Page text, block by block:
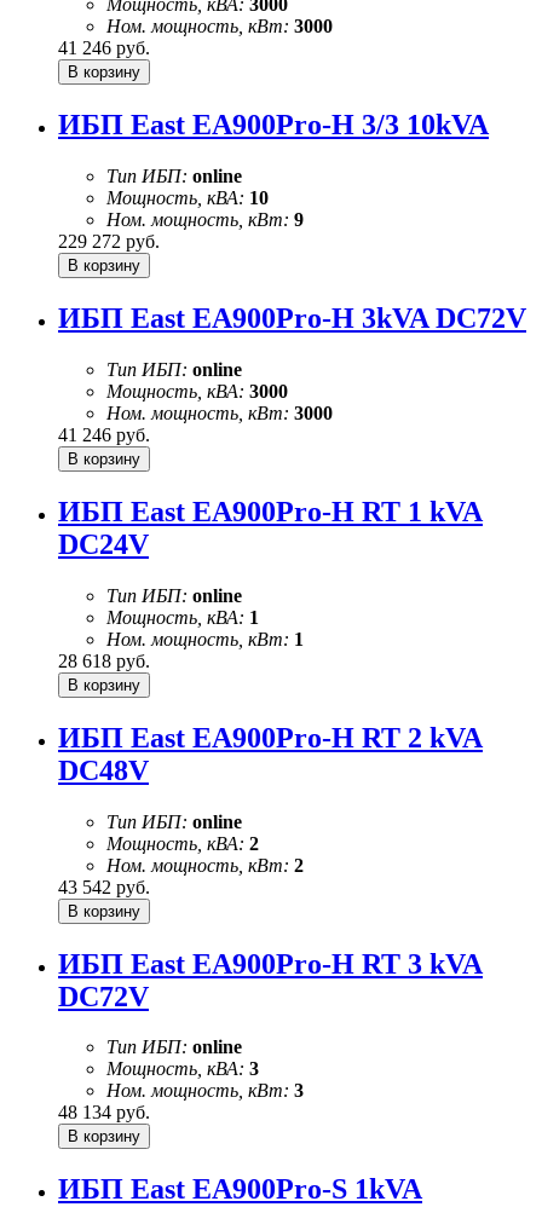
Мощность, кВА: 3000
Ном. мощность, кВт: 3000
41 246 руб.
ИБП East EA900Pro-H 3/3 10kVA
Тип ИБП: online
Мощность, кВА: 10
Ном. мощность, кВт: 9
229 272 руб.
ИБП East EA900Pro-H 3kVA DC72V
Тип ИБП: online
Мощность, кВА: 3000
Ном. мощность, кВт: 3000
41 246 руб.
ИБП East EA900Pro-H RT 1 kVA
DC24V
Тип ИБП: online
Мощность, кВА: 1
Ном. мощность, кВт: 1
28 618 руб.
ИБП East EA900Pro-H RT 2 kVA
DC48V
Тип ИБП: online
Мощность, кВА: 2
Ном. мощность, кВт: 2
43 542 руб.
ИБП East EA900Pro-H RT 3 kVA
DC72V
Тип ИБП: online
Мощность, кВА: 3
Ном. мощность, кВт: 3
48 134 руб.
ИБП East EA900Pro-S 1kVA